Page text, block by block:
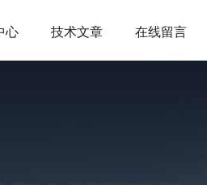
心 技术文章 在线留言